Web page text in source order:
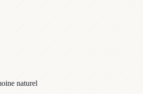
naturel